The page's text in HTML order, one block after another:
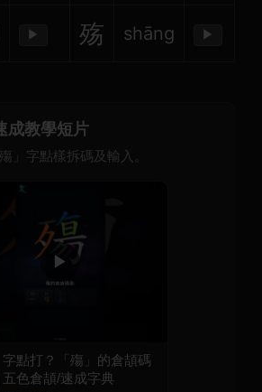
▶ 殇 shāng ▶
成教學短片
」字點樣拆碼及輸入。
▶
字點打？「殤」的倉頡碼
色倉頡/速成字典